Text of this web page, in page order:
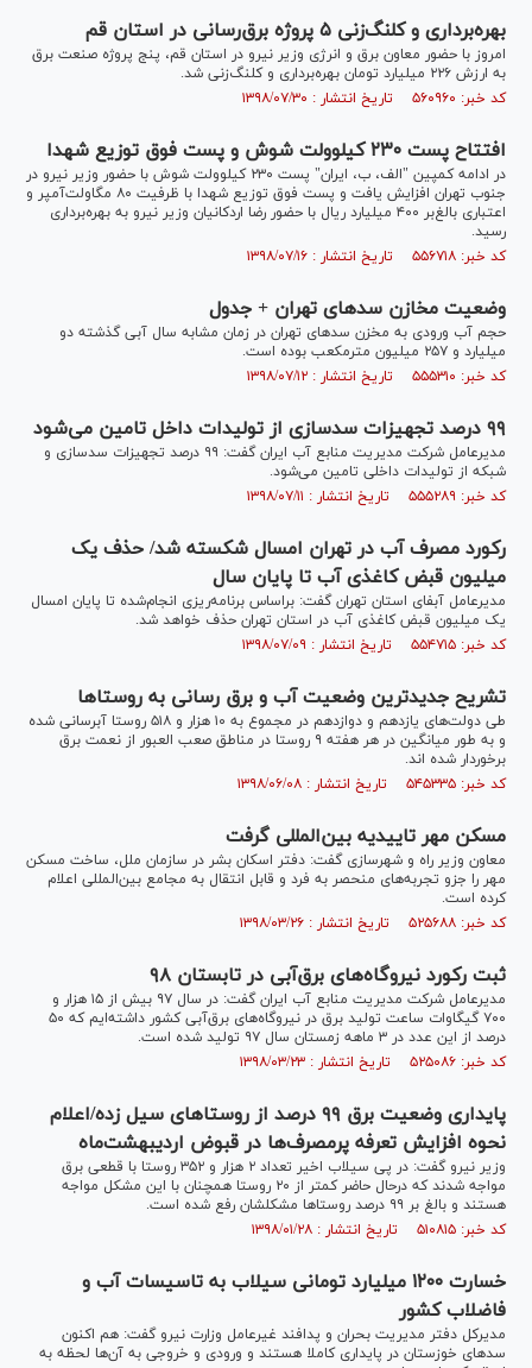
بهره‌برداری و کلنگ‌زنی ۵ پروژه برق‌رسانی در استان قم
امروز با حضور معاون برق و انرژی وزیر نیرو در استان قم، پنج پروژه صنعت برق
به ارزش ۲۲۶ میلیارد تومان بهره‌برداری و کلنگ‌زنی شد.
کد خبر: ۵۶۰۹۶۰ تاریخ انتشار : ۱۳۹۸/۰۷/۳۰
افتتاح پست ۲۳۰ کیلوولت شوش و پست فوق توزیع شهدا
در ادامه کمپین "الف، ب، ایران" پست ۲۳۰ کیلوولت شوش با حضور وزیر نیرو در
جنوب تهران افزایش یافت و پست فوق توزیع شهدا با ظرفیت ۸۰ مگاولت‌آمپر و
اعتباری بالغ‌بر ۴۰۰ میلیارد ریال با حضور رضا اردکانیان وزیر نیرو به بهره‌برداری
رسید.
کد خبر: ۵۵۶۷۱۸ تاریخ انتشار : ۱۳۹۸/۰۷/۱۶
وضعیت مخازن سدهای تهران + جدول
حجم آب ورودی به مخزن سد‌های تهران در زمان مشابه سال آبی گذشته دو
میلیارد و ۲۵۷ میلیون مترمکعب بوده است.
کد خبر: ۵۵۵۳۱۰ تاریخ انتشار : ۱۳۹۸/۰۷/۱۲
۹۹ درصد تجهیزات سدسازی از تولیدات داخل تامین می‌شود
مدیرعامل شرکت مدیریت منابع آب ایران گفت: ۹۹ درصد تجهیزات سدسازی و
شبکه از تولیدات داخلی تامین می‌شود.
کد خبر: ۵۵۵۲۸۹ تاریخ انتشار : ۱۳۹۸/۰۷/۱۱
رکورد مصرف آب در تهران امسال شکسته شد/ حذف یک
میلیون قبض کاغذی آب تا پایان سال
مدیرعامل آبفای استان تهران گفت: براساس برنامه‌ریزی انجام‌شده تا پایان امسال
یک میلیون قبض کاغذی آب در استان تهران حذف خواهد شد.
کد خبر: ۵۵۴۷۱۵ تاریخ انتشار : ۱۳۹۸/۰۷/۰۹
تشریح جدیدترین وضعیت آب و برق رسانی به روستا‌ها
طی دولت‌های یازدهم و دوازدهم در مجموع به ۱۰ هزار و ۵۱۸ روستا آبرسانی شده
و به طور میانگین در هر هفته ۹ روستا در مناطق صعب العبور از نعمت برق
برخوردار شده اند.
کد خبر: ۵۴۵۳۳۵ تاریخ انتشار : ۱۳۹۸/۰۶/۰۸
مسکن مهر تاییدیه بین‌المللی گرفت
معاون وزیر راه و شهرسازی گفت: دفتر اسکان بشر در سازمان ملل، ساخت مسکن
مهر را جزو تجربه‌های منحصر به فرد و قابل انتقال به مجامع بین‌المللی اعلام
کرده است.
کد خبر: ۵۲۵۶۸۸ تاریخ انتشار : ۱۳۹۸/۰۳/۲۶
ثبت رکورد نیروگاه‌های برق‌آبی در تابستان ۹۸
مدیرعامل شرکت مدیریت منابع آب ایران گفت: در سال ۹۷ بیش از ۱۵ هزار و
۷۰۰ گیگاوات ساعت تولید برق در نیروگاه‌های برق‌آبی کشور داشته‌ایم که ۵۰
درصد از این عدد در ۳ ماهه زمستان سال ۹۷ تولید شده است.
کد خبر: ۵۲۵۰۸۶ تاریخ انتشار : ۱۳۹۸/۰۳/۲۳
پایداری وضعیت برق ۹۹ درصد از روستا‌های سیل زده/اعلام
نحوه افزایش تعرفه پرمصرف‌ها در قبوض اردیبهشت‌ماه
وزیر نیرو گفت: در پی سیلاب اخیر تعداد ۲ هزار و ۳۵۲ روستا با قطعی برق
مواجه شدند که درحال حاضر کمتر از ۲۰ روستا همچنان با این مشکل مواجه
هستند و بالغ بر ۹۹ درصد روستا‌ها مشکلشان رفع شده است.
کد خبر: ۵۱۰۸۱۵ تاریخ انتشار : ۱۳۹۸/۰۱/۲۸
خسارت ۱۲۰۰ میلیارد تومانی سیلاب به تاسیسات آب و
فاضلاب کشور
مدیرکل دفتر مدیریت بحران و پدافند غیرعامل وزارت نیرو گفت: هم اکنون
سد‌های خوزستان در پایداری کاملا هستند و ورودی و خروجی به آن‌ها لحظه به